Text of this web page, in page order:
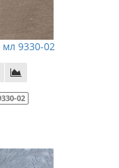
мл 9330-02
02